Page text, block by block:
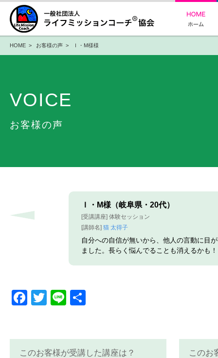
HOME > お客様の声 > Ｉ・M様様
VOICE
お客様の声
Ｉ・M様（岐阜県・20代）
[受講講座] 体験セッション
[講師名] 猫 太得子
自分への自信が無いから、他人の言動に目
ました。長らく悩んでることも消えるかも！
Facebook
Twitter
Line
このお客様が受講した講座は？ このお